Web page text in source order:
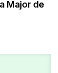
Major de